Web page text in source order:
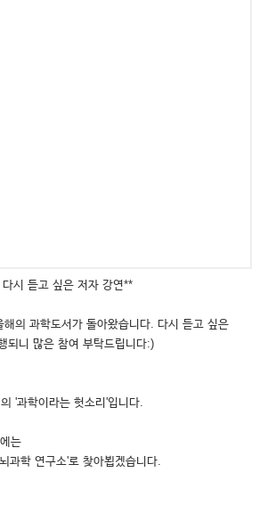
시 듣고 싶은 저자 강연**
의 과학도서가 돌아왔습니다. 다시 듣고 싶은
되니 많은 참여 부탁드립니다:)
'과학이라는 헛소리'입니다.
는
과학 연구소'로 찾아뵙겠습니다.